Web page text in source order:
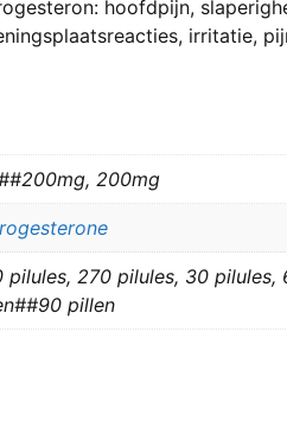
hoofdpijn,
irritatie,
200mg
pilules, 270 pilules, 30
pillen